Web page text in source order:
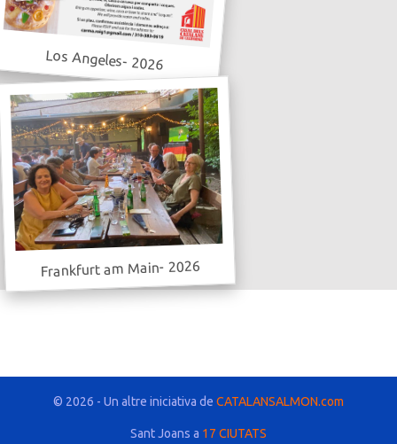
Los Angeles- 2026
Frankfurt am Main- 2026
© 2026 - Un altre iniciativa de CATALANSALMON.com
Sant Joans a 17 CIUTATS